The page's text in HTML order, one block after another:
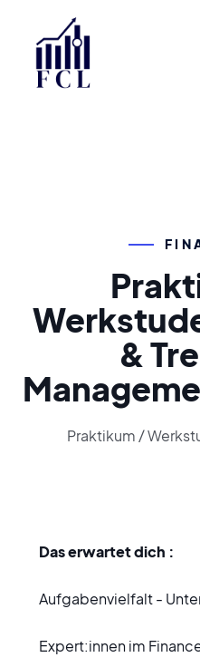
&
Praktikum /
Das erwartet dich :
Aufgabenvielfalt -
Expert:innen im